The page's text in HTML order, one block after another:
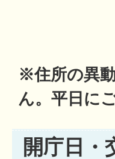
※住所の異
ん。平日に
開庁日・